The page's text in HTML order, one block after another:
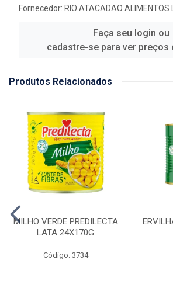
Fornecedor: RIO ATACADAO ALIMENTOS
Faça seu login ou
cadastre-se para ver preços
Produtos Relacionados
MILHO VERDE PREDILECTA
LATA 24X170G
Código: 3734